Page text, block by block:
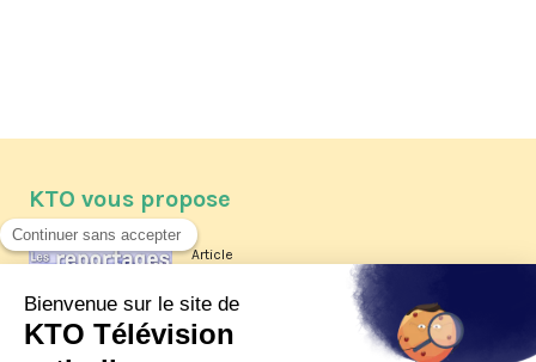
KTO vous propose
Article
Les reportages d'été 2026 de KTO